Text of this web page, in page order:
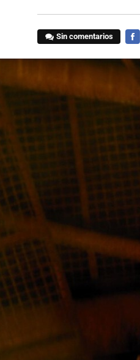
Sin comentarios